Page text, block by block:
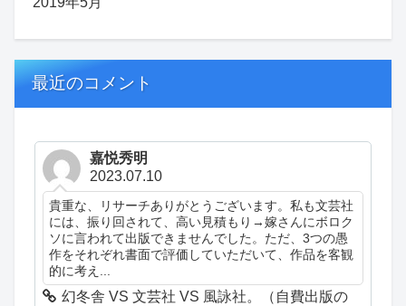
最近のコメント
嘉悦秀明
2023.07.10
貴重な、リサーチありがとうございます。私も文芸社
には、振り回されて、高い見積もり→嫁さんにボロク
ソに言われて出版できませんでした。ただ、3つの愚
作をそれぞれ書面で評価していただいて、作品を客観
的に考え...
幻冬舎 VS 文芸社 VS 風詠社。（自費出版の